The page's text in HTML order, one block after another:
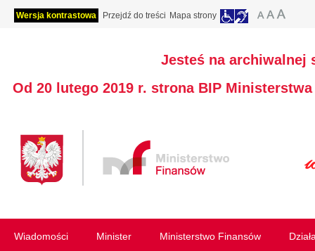
Wersja kontrastowa Przejdź do treści Mapa strony
Jesteś na archiwalnej
Od 20 lutego 2019 r. strona BIP
Wiadomości Minister Ministerstwo Finansów